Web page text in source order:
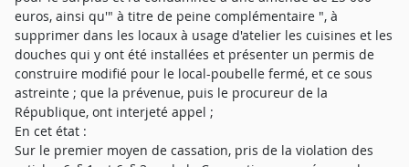
euros, ainsi qu'" à titre de peine complémentaire ", à
supprimer dans les locaux à usage d'atelier les cuisines et les
douches qui y ont été installées et présenter un permis de
construire modifié pour le local-poubelle fermé, et ce sous
astreinte ; que la prévenue, puis le procureur de la
République, ont interjeté appel ;
En cet état :
Sur le premier moyen de cassation, pris de la violation des